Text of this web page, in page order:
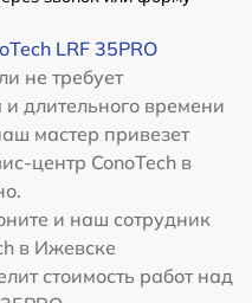
LRF 35PRO
не требует
длительного времени
мастер привезет
центр ConoTech в
и наш сотрудник
в Ижевске
стоимость работ над